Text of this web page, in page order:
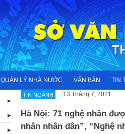
QUẢN LÝ NHÀ NƯỚC VĂN BẢN TIN
TIN NGÀNH 13 Tháng 7, 2021
Hà Nội: 71 nghệ nhân
nhân nhân dân”, “Nghệ